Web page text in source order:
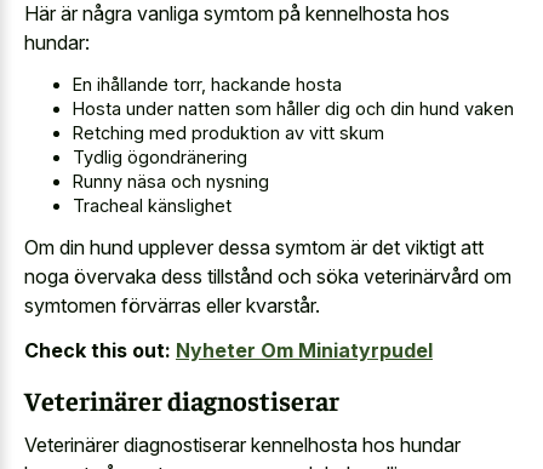
Här är några vanliga symtom på kennelhosta hos
hundar:
En ihållande torr, hackande hosta
Hosta under natten som håller dig och din hund vaken
Retching med produktion av vitt skum
Tydlig ögondränering
Runny näsa och nysning
Tracheal känslighet
Om din hund upplever dessa symtom är det viktigt att
noga övervaka dess tillstånd och söka veterinärvård om
symtomen förvärras eller kvarstår.
Check this out: Nyheter Om Miniatyrpudel
Veterinärer diagnostiserar
Veterinärer diagnostiserar kennelhosta hos hundar